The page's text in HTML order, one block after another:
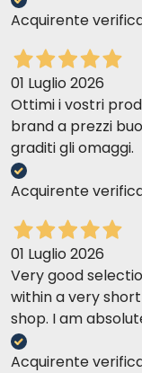
Acquirente
01 Luglio 2026
Ottimi i vostri
brand a prezzi
graditi gli omaggi.
Acquirente
01 Luglio 2026
Very good
within a very
shop. I am
Acquirente